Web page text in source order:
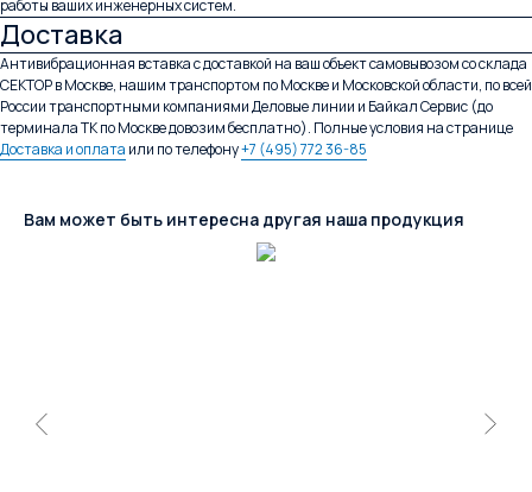
работы ваших инженерных систем.
Доставка
Антивибрационная вставка с доставкой на ваш объект самовывозом со склада
СЕКТОР в Москве, нашим транспортом по Москве и Московской области, по всей
России транспортными компаниями Деловые линии и Байкал Сервис (до
терминала ТК по Москве довозим бесплатно). Полные условия на странице
Доставка и оплата или по телефону+7 (495) 772 36-85
Вам может быть интересна другая наша продукция